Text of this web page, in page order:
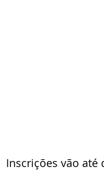
Inscrições vão até